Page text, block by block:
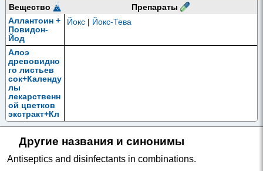
Вещество
Препараты
Аллантоин +
Повидон-
Йод
Йокс Йокс-Тева
Алоэ
древовидно
го листьев
сок+Календу
лы
лекарственн
ой цветков
экстракт+Кл
ещевины
ой семян
масло+Рома
шки
Другие названия и синонимы
Antiseptics and disinfectants in combinations.